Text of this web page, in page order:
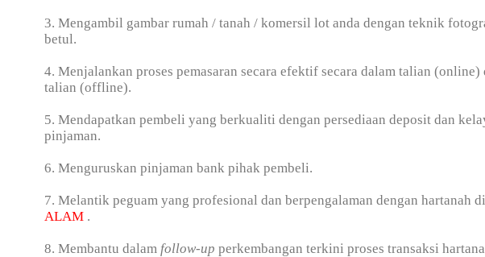
3. Mengambil gambar rumah / tanah / komersil lot anda dengan teknik
betul.
4. Menjalankan proses pemasaran secara efektif secara dalam talian (online)
talian (offline).
5. Mendapatkan pembeli yang berkualiti dengan persediaan deposit dan
pinjaman.
6. Menguruskan pinjaman bank pihak pembeli.
7. Melantik peguam yang profesional dan berpengalaman dengan hartanah
ALAM .
8. Membantu dalam follow-up perkembangan terkini proses transaksi